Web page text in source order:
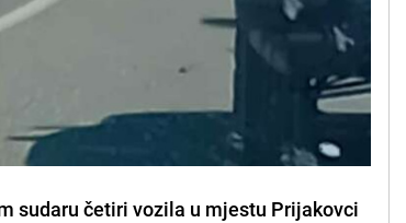
sudaru četiri vozila u mjestu Prijakovci